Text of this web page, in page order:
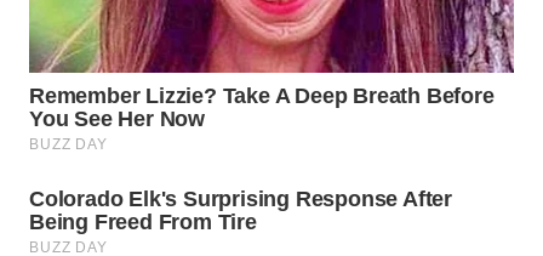
MADURA
SURABAYA
NATUNA